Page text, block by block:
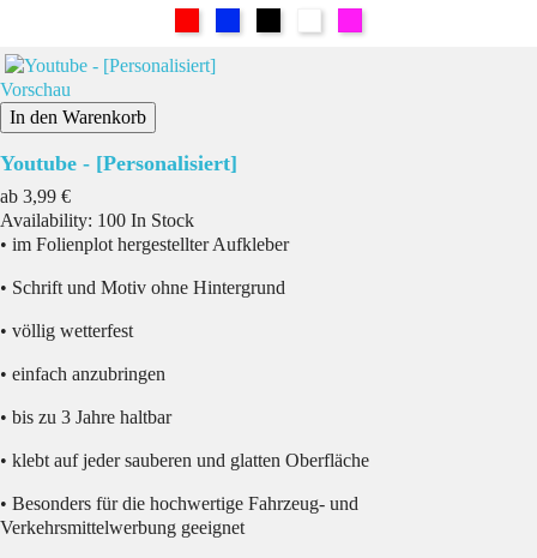
Vorschau
In den Warenkorb
Youtube - [Personalisiert]
ab Preis
3,99 €
Availability: 100 In Stock
• im Folienplot hergestellter Aufkleber
• Schrift und Motiv ohne Hintergrund
• völlig wetterfest
• einfach anzubringen
• bis zu 3 Jahre haltbar
• klebt auf jeder sauberen und glatten Oberfläche
• Besonders für die hochwertige Fahrzeug- und
Verkehrsmittelwerbung geeignet